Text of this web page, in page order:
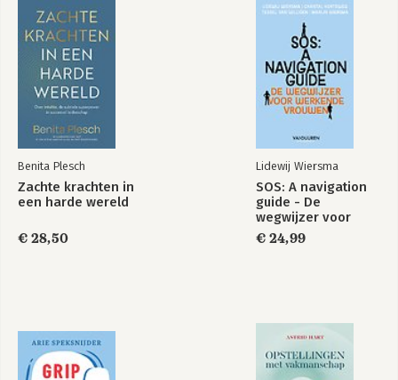
Bekijk alle boeken
De Roos van Leary
Bekijk alle boeken
Benita Plesch
Zachte krachten in
een harde wereld
€ 28,50
Lidewij Wiersma
SOS: A navigation
guide - De
wegwijzer voor
werkende vrouwen
€ 24,99